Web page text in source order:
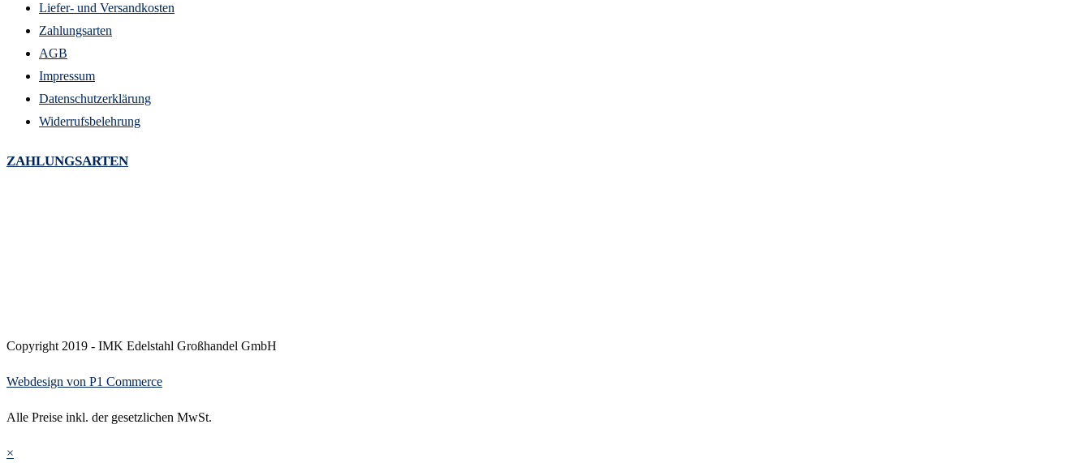
Liefer- und Versandkosten
Zahlungsarten
AGB
Impressum
Datenschutzerklärung
Widerrufsbelehrung
ZAHLUNGSARTEN
Copyright 2019 - IMK Edelstahl Großhandel GmbH
Webdesign von P1 Commerce
Alle Preise inkl. der gesetzlichen MwSt.
×